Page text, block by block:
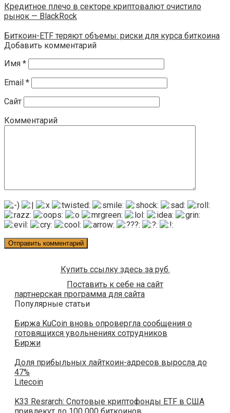
Кредитное плечо в секторе криптовалют очистило
рынок — BlackRock
Биткоин-ETF теряют объемы: риски для курса биткоина
Добавить комментарий
Имя *
Email *
Сайт
Комментарий
Купить ссылку здесь за руб.
Поставить к себе на сайт
партнерская программа для сайта
Популярные статьи
Биржа KuCoin вновь опровергла сообщения о
готовящихся увольнениях сотрудников
Биржи
Доля прибыльных лайткоин-адресов выросла до
47%
Litecoin
K33 Resrarch: Спотовые криптофонды ETF в США